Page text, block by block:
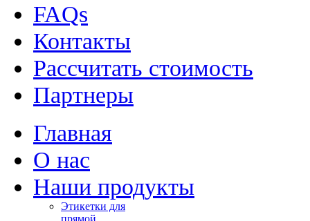
FAQs
Контакты
Рассчитать стоимость
Партнеры
Главная
О нас
Наши продукты
Этикетки для
прямой